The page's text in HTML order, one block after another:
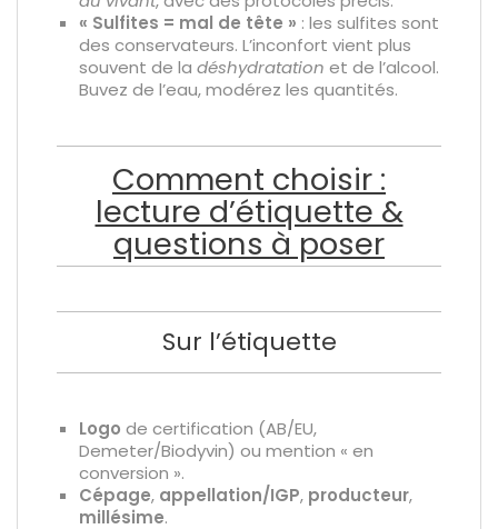
« Sulfites = mal de tête » : les sulfites sont
des conservateurs. L’inconfort vient plus
souvent de la déshydratation et de l’alcool.
Buvez de l’eau, modérez les quantités.
Comment choisir :
lecture d’étiquette &
questions à poser
Sur l’étiquette
Logo de certification (AB/EU,
Demeter/Biodyvin) ou mention « en
conversion ».
Cépage, appellation/IGP, producteur,
millésime.